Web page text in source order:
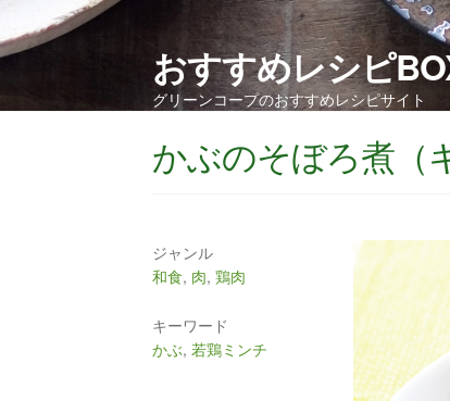
おすすめレシピ
グリーンコープのおすすめレシピサイト
かぶのそぼろ煮（
ジャンル
和食, 肉,鶏肉
キーワード
かぶ,若鶏ミンチ